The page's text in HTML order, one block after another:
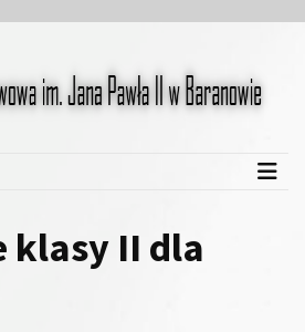
Podstawowa im.
II w Baranowie
klasy II dla